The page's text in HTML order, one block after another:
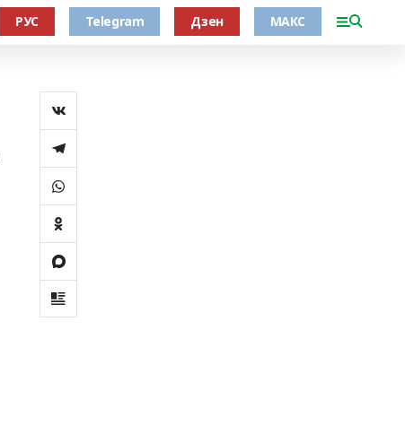
РУС Telegram Дзен МАКС